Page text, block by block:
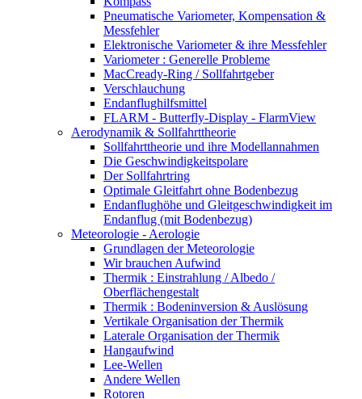
Pneumatische Variometer, Kompensation &
Messfehler
Elektronische Variometer & ihre Messfehler
Variometer : Generelle Probleme
MacCready-Ring / Sollfahrtgeber
Verschlauchung
Endanflughilfsmittel
FLARM - Butterfly-Display - FlarmView
Aerodynamik & Sollfahrttheorie
Sollfahrttheorie und ihre Modellannahmen
Die Geschwindigkeitspolare
Der Sollfahrtring
Optimale Gleitfahrt ohne Bodenbezug
Endanflughöhe und Gleitgeschwindigkeit im
Endanflug (mit Bodenbezug)
Meteorologie - Aerologie
Grundlagen der Meteorologie
Wir brauchen Aufwind
Thermik : Einstrahlung / Albedo /
Oberflächengestalt
Thermik : Bodeninversion & Auslösung
Vertikale Organisation der Thermik
Laterale Organisation der Thermik
Hangaufwind
Lee-Wellen
Andere Wellen
Rotoren